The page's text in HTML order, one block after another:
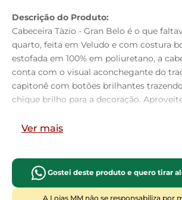
Descrição do Produto:
Cabeceira Tàzio - Gran Belo é o que
quarto, feita em Veludo e com costura
estofada em 100% em poliuretano, a
conta com o visual aconchegante do
capitonê com botões brilhantes
chique brilho para a decoração.
Dimensões do Produto:
Largura:
Profundidade:09cm
Ver mais
Gostei deste produto e quero tirar
A Lojas MM não se responsabiliza por